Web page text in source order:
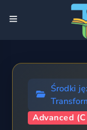
Środki
Advanced